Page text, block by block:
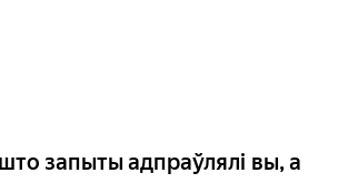
запыты адпраўлялі вы, а